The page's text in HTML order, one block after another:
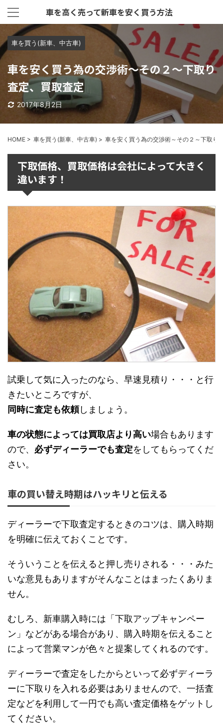
車を高く売って新車を安く買う方法
車を買う(新車、中古車)
車を安く買う為の交渉術～その２～下取り
査定、買取査定
2017年8月2日
HOME > 車を買う(新車、中古車) > 車を安く買う為の交渉術～その２～下取り
下取価格、買取価格は会社によって大きく
違います！
試乗して気に入ったのなら、早速見積り・・・と行
きたいところですが、
同時に査定も依頼しましょう。
車の状態によっては買取店より高い場合もあります
ので、 必ずディーラーでも査定をしてもらってくだ
さい。
車の買い替え時期はハッキリと伝える
ディーラーで下取査定するときのコツは、購入時期
を明確に伝えておくことです。
そういうことを伝えると押し売りされる・・・みた
いな意見もありますがそんなことはまったくありま
せん。
むしろ、新車購入時には「下取アップキャンペー
ン」などがある場合があり、購入時期を伝えること
によって営業マンが色々と提案してくれるのです。
ディーラーで査定をしたからといって必ずディーラ
ーに下取りを入れる必要はありませんので、一括査
定などを利用して一円でも高い査定価格をゲットし
てください。